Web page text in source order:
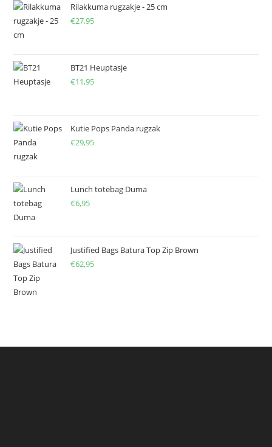
Rilakkuma rugzakje - 25 cm
€27,95
BT21 Heuptasje
€11,95
Kutie Pops Panda rugzak
€29,95
Lunch totebag Duma
€6,95
Justified Bags Batura Top Zip Brown
€62,95